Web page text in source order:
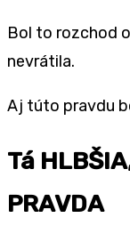
Bol to rozchod
nevrátila.
Aj túto pravdu
Tá
PRAVDA